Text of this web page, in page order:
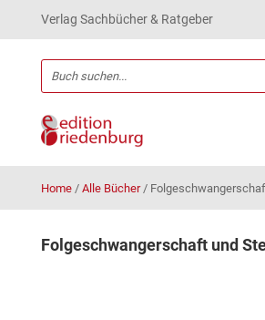
Verlag Sachbücher & Ratgeber
Home/ Alle Bücher/
Folgeschwangerschaft und